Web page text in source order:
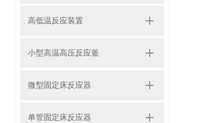
高低温反应装置
小型高温高压反应釜
微型固定床反应器
单管固定床反应器